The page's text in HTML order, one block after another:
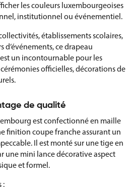
les couleurs luxembourgeoises
institutionnel ou événementiel.
établissements scolaires,
d’événements, ce drapeau
un incontournable pour les
officielles, décorations de
de qualité
est confectionné en maille
finition coupe franche assurant un
Il est monté sur une tige en
une mini lance décorative aspect
et formel.
: